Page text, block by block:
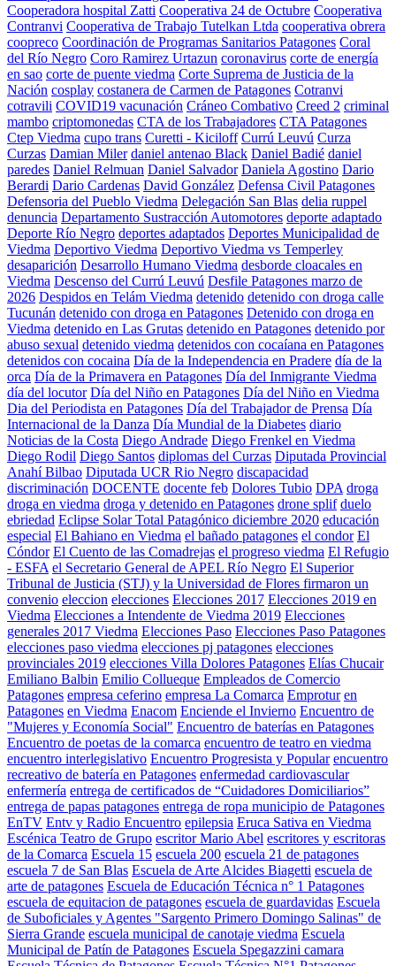
Cooperadora hospital Zatti Cooperativa 24 de Octubre Cooperativa
Contranvi Cooperativa de Trabajo Tutelkan Ltda cooperativa obrera
coopreco Coordinación de Programas Sanitarios Patagones Coral
del Río Negro Coro Ramirez Urtazun coronavirus corte de energía
en sao corte de puente viedma Corte Suprema de Justicia de la
Nación cosplay costanera de Carmen de Patagones Cotranvi
cotravili COVID19 vacunación Cráneo Combativo Creed 2 criminal
mambo criptomonedas CTA de los Trabajadores CTA Patagones
Ctep Viedma cupo trans Curetti - Kiciloff Currú Leuvú Curza
Curzas Damian Miler daniel antenao Black Daniel Badié daniel
paredes Daniel Relmuan Daniel Salvador Daniela Agostino Dario
Berardi Dario Cardenas David González Defensa Civil Patagones
Defensoria del Pueblo Viedma Delegación San Blas delia ruppel
denuncia Departamento Sustracción Automotores deporte adaptado
Deporte Río Negro deportes adaptados Deportes Municipalidad de
Viedma Deportivo Viedma Deportivo Viedma vs Temperley
desaparición Desarrollo Humano Viedma desborde cloacales en
Viedma Descenso del Currú Leuvú Desfile Patagones marzo de
2026 Despidos en Telám Viedma detenido detenido con droga calle
Tucunán detenido con droga en Patagones Detenido con droga en
Viedma detenido en Las Grutas detenido en Patagones detenido por
abuso sexual detenido viedma detenidos con cocaíana en Patagones
detenidos con cocaina Día de la Independencia en Pradere día de la
orca Día de la Primavera en Patagones Día del Inmigrante Viedma
día del locutor Día del Niño en Patagones Día del Niño en Viedma
Dia del Periodista en Patagones Día del Trabajador de Prensa Día
Internacional de la Danza Día Mundial de la Diabetes diario
Noticias de la Costa Diego Andrade Diego Frenkel en Viedma
Diego Rodil Diego Santos diplomas del Curzas Diputada Provincial
Anahí Bilbao Diputada UCR Rio Negro discapacidad
discriminación DOCENTE docente feb Dolores Tubio DPA droga
droga en viedma droga y detenido en Patagones drone splif duelo
ebriedad Eclipse Solar Total Patagónico diciembre 2020 educación
especial El Bahiano en Viedma el bañado patagones el condor El
Cóndor El Cuento de las Comadrejas el progreso viedma El Refugio
- ESFA el Secretario General de APEL Río Negro El Superior
Tribunal de Justicia (STJ) y la Universidad de Flores firmaron un
convenio eleccion elecciones Elecciones 2017 Elecciones 2019 en
Viedma Elecciones a Intendente de Viedma 2019 Elecciones
generales 2017 Viedma Elecciones Paso Elecciones Paso Patagones
elecciones paso viedma elecciones pj patagones elecciones
provinciales 2019 elecciones Villa Dolores Patagones Elías Chucair
Emiliano Balbin Emilio Collueque Empleados de Comercio
Patagones empresa ceferino empresa La Comarca Emprotur en
Patagones en Viedma Enacom Enciende el Invierno Encuentro de
"Mujeres y Economía Social" Encuentro de baterías en Patagones
Encuentro de poetas de la comarca encuentro de teatro en viedma
encuentro interlegislativo Encuentro Progresista y Popular encuentro
recreativo de batería en Patagones enfermedad cardiovascular
enfermería entrega de certificados de “Cuidadores Domiciliarios”
entrega de papas patagones entrega de ropa municipio de Patagones
EnTV Entv y Radio Encuentro epilepsia Eruca Sativa en Viedma
Escénica Teatro de Grupo escritor Mario Abel escritores y escritoras
de la Comarca Escuela 15 escuela 200 escuela 21 de patagones
escuela 7 de San Blas Escuela de Arte Alcides Biagetti escuela de
arte de patagones Escuela de Educación Técnica n° 1 Patagones
escuela de equitacion de patagones escuela de guardavidas Escuela
de Suboficiales y Agentes "Sargento Primero Domingo Salinas" de
Sierra Grande escuela municipal de canotaje viedma Escuela
Municipal de Patín de Patagones Escuela Spegazzini camara